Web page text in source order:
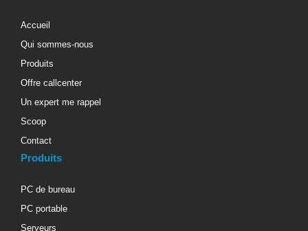
Accueil
Qui sommes-nous
Produits
Offre callcenter
Un expert me rappel
Scoop
Contact
Produits
PC de bureau
PC portable
Serveurs